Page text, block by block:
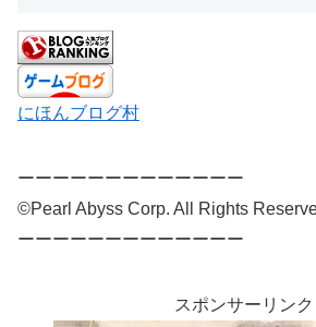
にほんブログ村
ーーーーーーーーーーーーー
©Pearl Abyss Corp. All Rights
ーーーーーーーーーーーーー
スポンサーリンク